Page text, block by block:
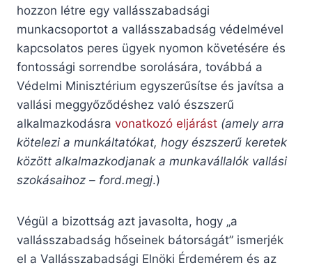
hozzon létre egy vallásszabadsági
munkacsoportot a vallásszabadság védelmével
kapcsolatos peres ügyek nyomon követésére és
fontossági sorrendbe sorolására, továbbá a
Védelmi Minisztérium egyszerűsítse és javítsa a
vallási meggyőződéshez való észszerű
alkalmazkodásra vonatkozó eljárást (amely arra
kötelezi a munkáltatókat, hogy észszerű keretek
között alkalmazkodjanak a munkavállalók vallási
szokásaihoz – ford.megj.)
Végül a bizottság azt javasolta, hogy „a
vallásszabadság hőseinek bátorságát” ismerjék
el a Vallásszabadsági Elnöki Érdemérem és az